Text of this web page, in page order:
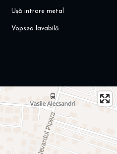
Ușă intrare metal
Vopsea lavabilă